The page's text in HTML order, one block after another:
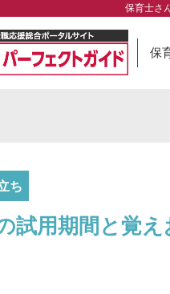
保育士さ
保
ち
試用期間と覚え